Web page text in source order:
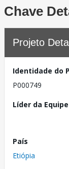
Chave
Projeto
Identidade do
P000749
Líder da Equipe
País
Etiópia